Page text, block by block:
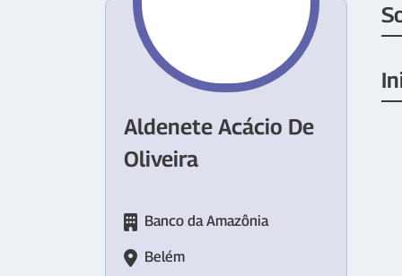
Aldenete Acácio De
Oliveira
Banco da Amazônia
Belém